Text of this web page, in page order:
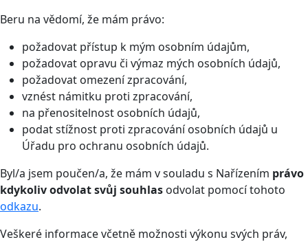
Beru na vědomí, že mám právo:
požadovat přístup k mým osobním údajům,
požadovat opravu či výmaz mých osobních údajů,
požadovat omezení zpracování,
vznést námitku proti zpracování,
na přenositelnost osobních údajů,
podat stížnost proti zpracování osobních údajů u
Úřadu pro ochranu osobních údajů.
Byl/a jsem poučen/a, že mám v souladu s Nařízením právo
kdykoliv odvolat svůj souhlas odvolat pomocí tohoto
odkazu.
Veškeré informace včetně možnosti výkonu svých práv,